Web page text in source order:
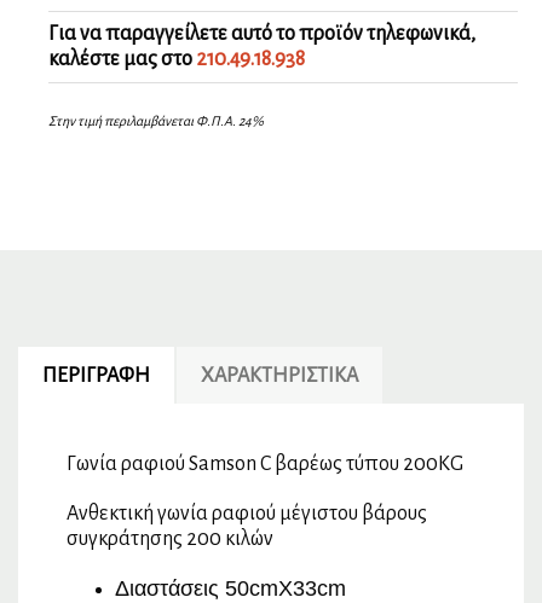
Για να παραγγείλετε αυτό το προϊόν τηλεφωνικά,
καλέστε μας στο 210.49.18.938
Στην τιμή περιλαμβάνεται Φ.Π.Α. 24%
ΠΕΡΙΓΡΑΦΉ ΧΑΡΑΚΤΗΡΙΣΤΙΚΆ
Γωνία ραφιού Samson C βαρέως τύπου 200KG
Ανθεκτική γωνία ραφιού μέγιστου βάρους
συγκράτησης 200 κιλών
Διαστάσεις 50cmX33cm